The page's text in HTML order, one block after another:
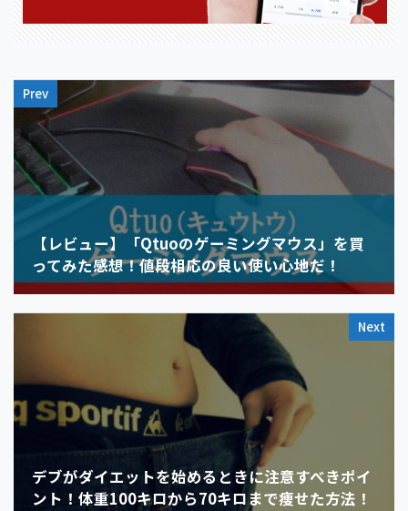
Prev
【レビュー】「Qtuoのゲーミングマウス」を買
ってみた感想！値段相応の良い使い心地だ！
Next
デブがダイエットを始めるときに注意すべきポイ
ント！体重100キロから70キロまで痩せた方法！